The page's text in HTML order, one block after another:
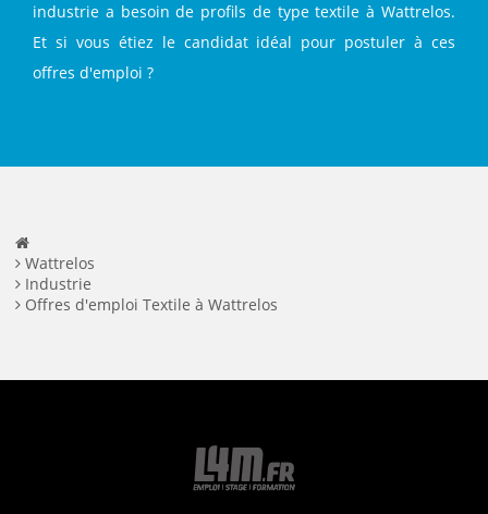
industrie a besoin de profils de type textile à Wattrelos.
Et si vous étiez le candidat idéal pour postuler à ces
offres d'emploi ?
Wattrelos
Industrie
Offres d'emploi Textile à Wattrelos